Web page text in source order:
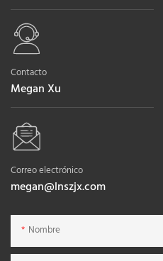
Contacto
Megan Xu
Correo electrónico
megan@lnszjx.com
Nombre